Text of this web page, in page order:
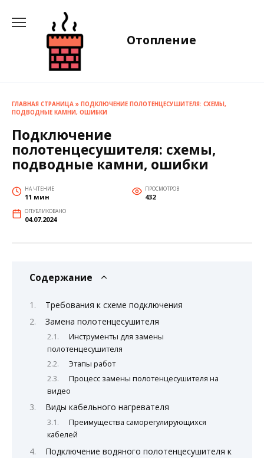
содержанию
Отопление
ГЛАВНАЯ СТРАНИЦА » ПОДКЛЮЧЕНИЕ ПОЛОТЕНЦЕСУШИТЕЛЯ: СХЕМЫ,
ПОДВОДНЫЕ КАМНИ, ОШИБКИ
Подключение
полотенцесушителя: схемы,
подводные камни, ошибки
НА ЧТЕНИЕ
11 мин
ПРОСМОТРОВ
432
ОПУБЛИКОВАНО
04.07.2024
Содержание
Требования к схеме подключения
Замена полотенцесушителя
Инструменты для замены
полотенцесушителя
Этапы работ
Процесс замены полотенцесушителя на
видео
Виды кабельного нагревателя
Преимущества саморегулирующихся
кабелей
Подключение водяного полотенцесушителя к